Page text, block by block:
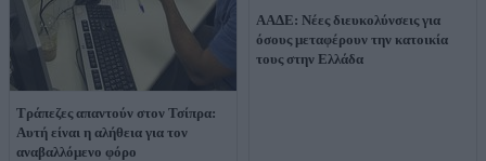
Τράπεζες απαντούν στον Τσίπρα:
Αυτή είναι η αλήθεια για τον
αναβαλλόμενο φόρο
ΑΑΔΕ: Νέες διευκολύνσεις για
όσους μεταφέρουν την κατοικία
τους στην Ελλάδα